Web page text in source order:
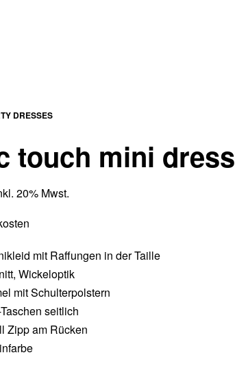
DRESSES
touch mini dress
20% Mwst.
mit Raffungen in der Taille
Wickeloptik
mit Schulterpolstern
seitlich
Zipp am Rücken